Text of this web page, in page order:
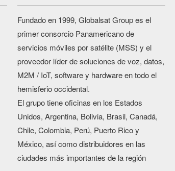
Fundado en 1999, Globalsat Group es el
primer consorcio Panamericano de
servicios móviles por satélite (MSS) y el
proveedor líder de soluciones de voz, datos,
M2M / IoT, software y hardware en todo el
hemisferio occidental.
El grupo tiene oficinas en los Estados
Unidos, Argentina, Bolivia, Brasil, Canadá,
Chile, Colombia, Perú, Puerto Rico y
México, así como distribuidores en las
ciudades más importantes de la región